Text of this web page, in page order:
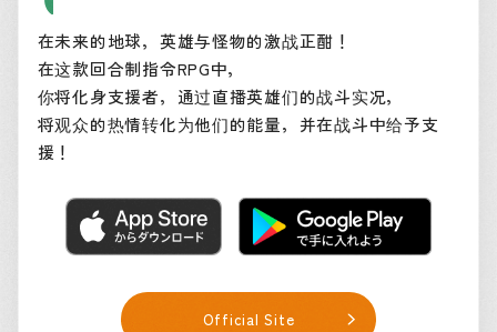
在未来的地球，英雄与怪物的激战正酣！
在这款回合制指令RPG中，
你将化身支援者，通过直播英雄们的战斗实况，
将观众的热情转化为他们的能量，并在战斗中给予支
援！
Official Site